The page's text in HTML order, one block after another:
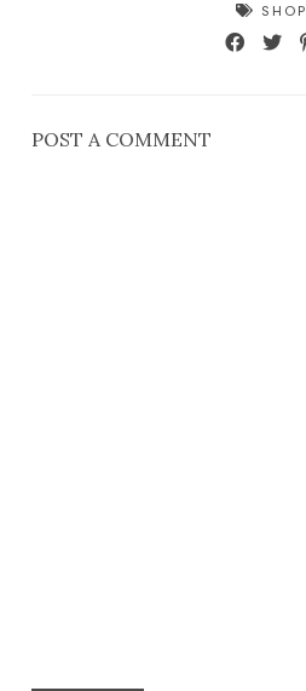
SHOP
POST A COMMENT